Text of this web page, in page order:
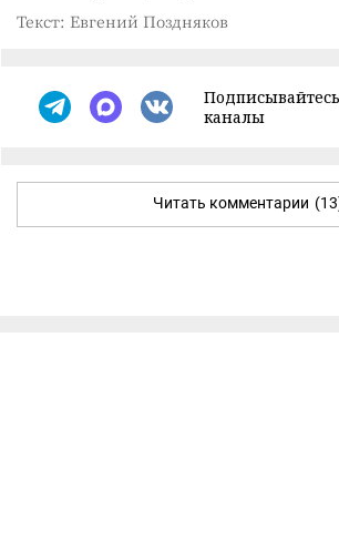
Текст: Евгений Поздняков
каналы
Читать комментарии